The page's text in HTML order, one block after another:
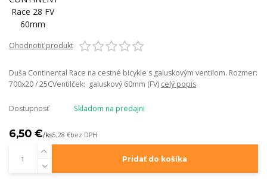
Ohodnotiť produkt
Duša Continental Race na cestné bicykle s galuskovým ventilom. Rozmer:
700x20 / 25CVentilček: galuskový 60mm (FV) celý popis
Dostupnosť Skladom na predajni
6,50 €/ks5,28 €bez DPH
Pridať do košíka